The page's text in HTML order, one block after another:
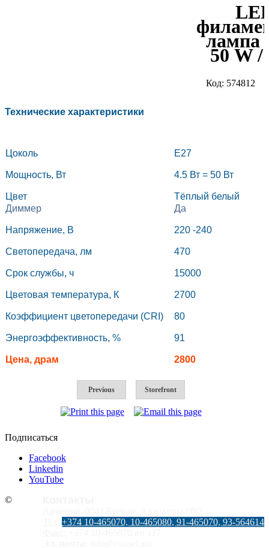
лампа
50 W /
Код: 574812
Технические характеристики
Цоколь E27
Мощность, Вт 4.5 Вт = 50 Вт
Цвет
Тёплый белый
Диммер
Да
Напряжение, В 220 -240
Светопередача, лм 470
Срок службы, ч 15000
Цветовая температура, К 2700
Коэффициент цветопередачи (CRI) 80
Энергоэффективность, % 91
Цена, драм 2800
Previous Storefront
Подписаться
Facebook
Linkedin
YouTube
+374 10-465070, 10-465080, 91-465070, 93-564614
©